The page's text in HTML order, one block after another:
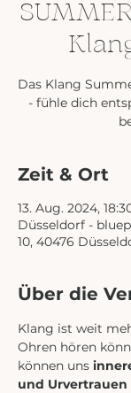
Das Klang
- fühle dich
Zeit & Ort
13. Aug. 2024,
Düsseldorf -
10, 40476
Über die
Klang ist weit
Ohren hören
können uns
und Urvertrauen